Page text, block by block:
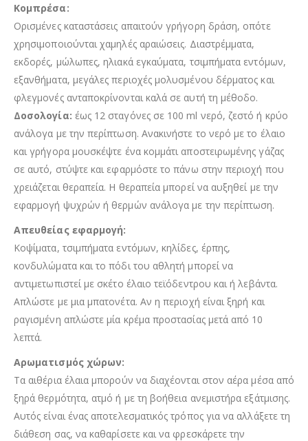
Κομπρέσα:
Ορισμένες καταστάσεις απαιτούν γρήγορη δράση, οπότε
χρησιμοποιούνται χαμηλές αραιώσεις. Διαστρέμματα,
εκδορές, μώλωπες, ηλιακά εγκαύματα, τσιμπήματα εντόμων,
εξανθήματα, μεγάλες περιοχές μολυσμένου δέρματος και
φλεγμονές ανταποκρίνονται καλά σε αυτή τη μέθοδο.
Δοσολογία: έως 12 σταγόνες σε 100 ml νερό, ζεστό ή κρύο
ανάλογα με την περίπτωση. Ανακινήστε το νερό με το έλαιο
και γρήγορα μουσκέψτε ένα κομμάτι αποστειρωμένης γάζας
σε αυτό, στύψτε και εφαρμόστε το πάνω στην περιοχή που
χρειάζεται θεραπεία. Η θεραπεία μπορεί να αυξηθεί με την
εφαρμογή ψυχρών ή θερμών ανάλογα με την περίπτωση.
Απευθείας εφαρμογή:
Κοψίματα, τσιμπήματα εντόμων, κηλίδες, έρπης,
κονδυλώματα και το πόδι του αθλητή μπορεί να
αντιμετωπιστεί με σκέτο έλαιο τεϊόδεντρου και ή λεβάντα.
Απλώστε με μια μπατονέτα. Αν η περιοχή είναι ξηρή και
ραγισμένη απλώστε μία κρέμα προστασίας μετά από 10
λεπτά.
Αρωματισμός χώρων:
Τα αιθέρια έλαια μπορούν να διαχέονται στον αέρα μέσα από
ξηρά θερμότητα, ατμό ή με τη βοήθεια ανεμιστήρα εξάτμισης.
Αυτός είναι ένας αποτελεσματικός τρόπος για να αλλάξετε τη
διάθεση σας, να καθαρίσετε και να φρεσκάρετε την